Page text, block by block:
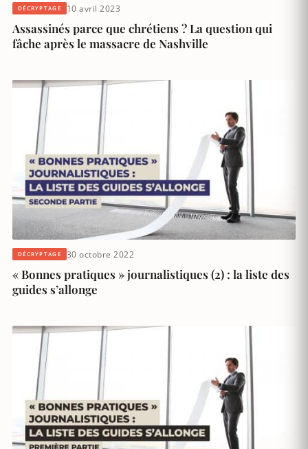
DÉCRYPTAGE 10 avril 2023
Assassinés parce que chrétiens ? La question qui
fâche après le massacre de Nashville
DÉCRYPTAGE 30 octobre 2022
« Bonnes pratiques » journalistiques (2) : la liste des
guides s’allonge